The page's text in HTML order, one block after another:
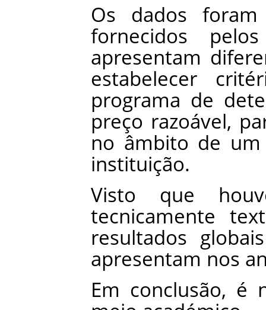
Os
dados
foram
fornecidos
pelos
apresentam
estabelecer
programa de
preço razoável,
no âmbito de um
instituição.
Visto
que
tecnicamente
resultados globais
apresentam nos
Em conclusão, é